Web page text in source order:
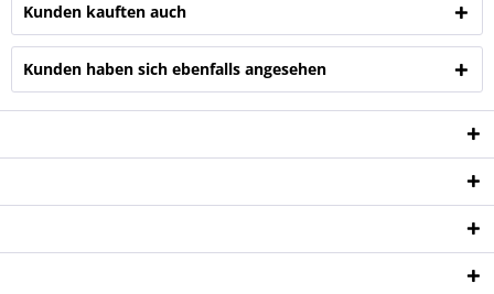
Kunden kauften auch
Kunden haben sich ebenfalls angesehen